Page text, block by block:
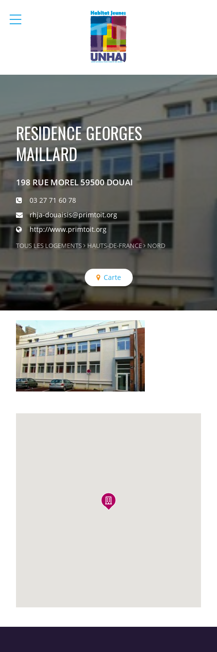
menu
RESIDENCE GEORGES
MAILLARD
198 RUE MOREL 59500 DOUAI
03 27 71 60 78
rhja-douaisis@primtoit.org
http://www.primtoit.org
TOUS LES LOGEMENTS HAUTS-DE-FRANCE NORD
Carte